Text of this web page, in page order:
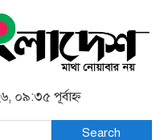
০৯:৩৫ পূর্বাহ্ন
Search